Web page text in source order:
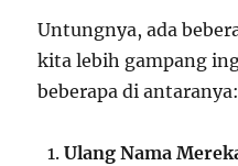
Untungnya, ada
kita lebih gampang
beberapa di antaranya:
Ulang Nama